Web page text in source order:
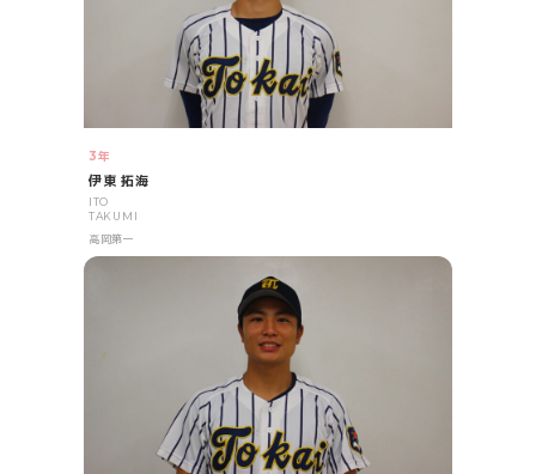
3年
伊東 拓海
ITO
TAKUMI
高岡第一